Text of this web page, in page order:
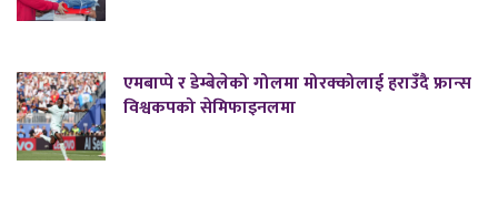
एमबाप्पे र डेम्बेलेको गोलमा मोरक्कोलाई हराउँदै फ्रान्स
विश्वकपको सेमिफाइनलमा